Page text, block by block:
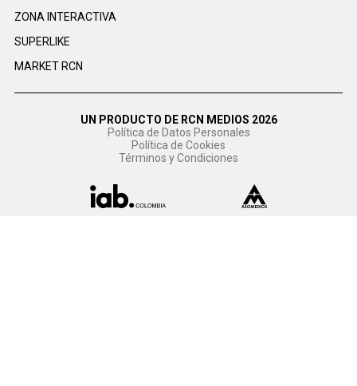
ZONA INTERACTIVA
SUPERLIKE
MARKET RCN
UN PRODUCTO DE RCN MEDIOS 2026
Política de Datos Personales
Política de Cookies
Términos y Condiciones